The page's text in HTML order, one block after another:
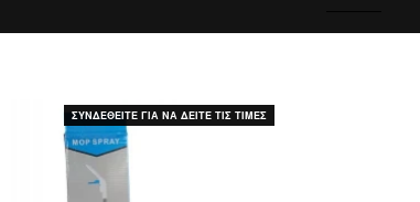
ΣΥΝΔΕΘΕΙΤΕ ΓΙΑ ΝΑ ΔΕΙΤΕ ΤΙΣ ΤΙΜΕΣ